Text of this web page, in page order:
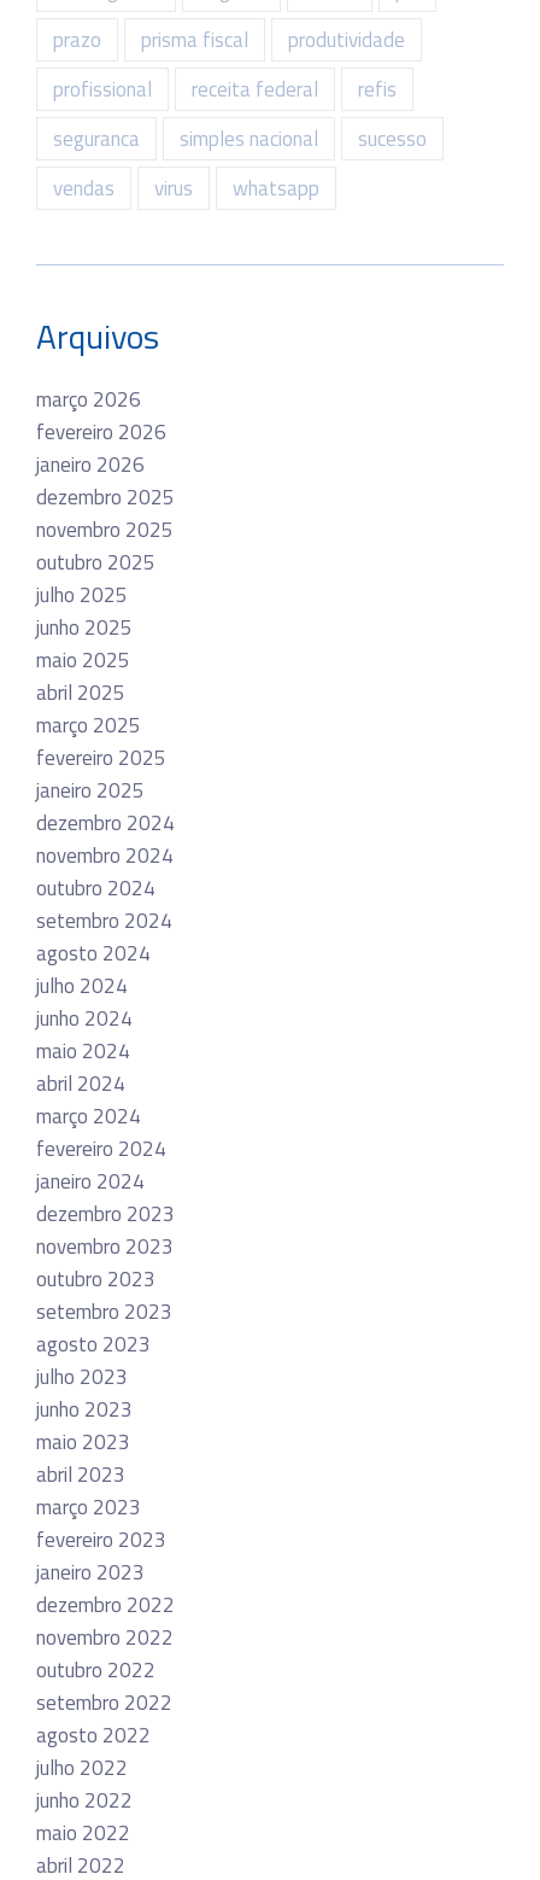
prazo
prisma fiscal
produtividade
profissional
receita federal
refis
seguranca
simples nacional
sucesso
vendas
virus whatsapp
Arquivos
março 2026
fevereiro 2026
janeiro 2026
dezembro 2025
novembro 2025
outubro 2025
julho 2025
junho 2025
maio 2025
abril 2025
março 2025
fevereiro 2025
janeiro 2025
dezembro 2024
novembro 2024
outubro 2024
setembro 2024
agosto 2024
julho 2024
junho 2024
maio 2024
abril 2024
março 2024
fevereiro 2024
janeiro 2024
dezembro 2023
novembro 2023
outubro 2023
setembro 2023
agosto 2023
julho 2023
junho 2023
maio 2023
abril 2023
março 2023
fevereiro 2023
janeiro 2023
dezembro 2022
novembro 2022
outubro 2022
setembro 2022
agosto 2022
julho 2022
junho 2022
maio 2022
abril 2022